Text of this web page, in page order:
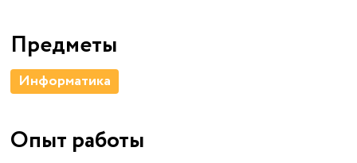
Предметы
Информатика
Опыт работы